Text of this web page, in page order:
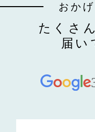
おか
たくさ
届い